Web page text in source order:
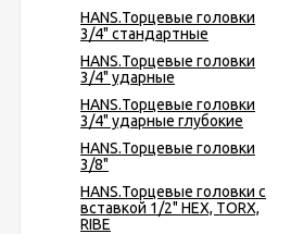
HANS.Торцевые головки
3/4" стандартные
HANS.Торцевые головки
3/4" ударные
HANS.Торцевые головки
3/4" ударные глубокие
HANS.Торцевые головки
3/8"
HANS.Торцевые головки с
вставкой 1/2" HEX, TORX,
RIBE